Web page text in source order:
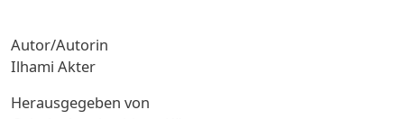
Autor/Autorin
Ilhami Akter
Herausgegeben von